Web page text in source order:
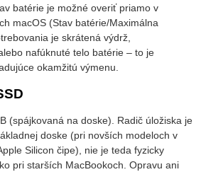
batérie je možné overiť priamo v
macOS (Stav batérie/Maximálna
je skrátená výdrž,
nafúknuté telo batérie – to je
okamžitú výmenu.
(spájkovaná na doske). Radič úložiska je
doske (pri novších modeloch v
Silicon čipe), nie je teda fyzicky
pri starších MacBookoch. Opravu ani